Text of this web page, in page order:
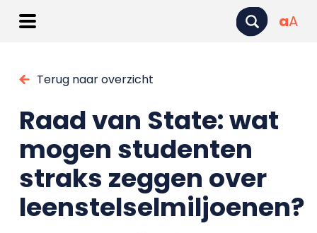
aA
Terug naar overzicht
Raad van State: wat
mogen studenten
straks zeggen over
leenstelselmiljoenen?